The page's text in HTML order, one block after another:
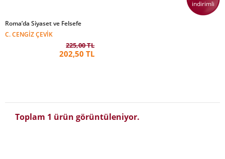
indirimli
Roma’da Siyaset ve Felsefe
C. CENGIZ ÇEVIK
225,00 TL
202,50 TL
Toplam 1 ürün görüntüleniyor.